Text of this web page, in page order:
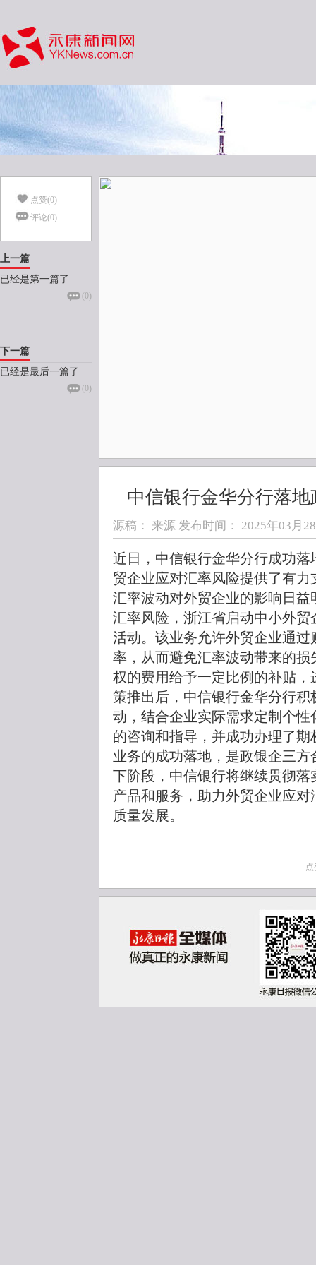
点赞(0)
评论(0)
上一篇
已经是第一篇了
(0)
下一篇
已经是最后一篇了
(0)
中信银行金华分行落
源稿： 来源 发布时间： 2025年03月
近日，中信银行金华分行成功
贸企业应对汇率风险提供了有力
汇率波动对外贸企业的影响日
汇率风险，浙江省启动中小外
活动。该业务允许外贸企业通
率，从而避免汇率波动带来的
权的费用给予一定比例的补贴
策推出后，中信银行金华分行
动，结合企业实际需求定制个
的咨询和指导，并成功办理了
业务的成功落地，是政银企三
下阶段，中信银行将继续贯彻
产品和服务，助力外贸企业应
质量发展。
点